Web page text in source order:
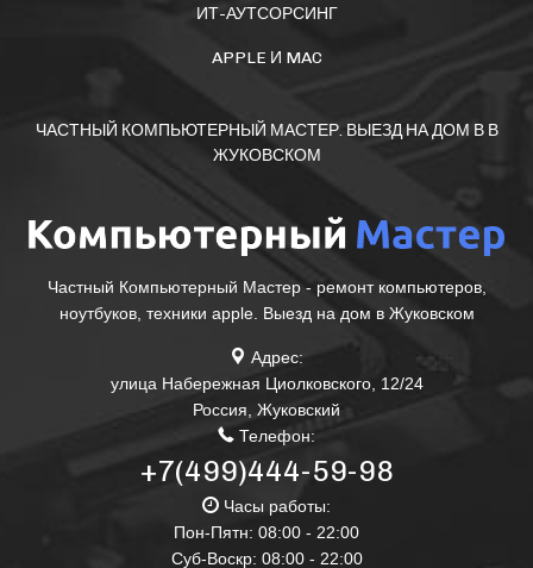
ИТ-АУТСОРСИНГ
APPLE И MAC
ЧАСТНЫЙ КОМПЬЮТЕРНЫЙ МАСТЕР. ВЫЕЗД НА ДОМ В В
ЖУКОВСКОМ
Частный Компьютерный Мастер - ремонт компьютеров,
ноутбуков, техники apple. Выезд на дом в Жуковском
Адрес:
улица Набережная Циолковского, 12/24
Россия, Жуковский
Телефон:
+7(499)444-59-98
Часы работы:
Пон-Пятн: 08:00 - 22:00
Суб-Воскр: 08:00 - 22:00